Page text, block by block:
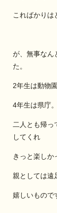
こればかりは
が、無事なん
た。
2年生は動物園
4年生は県庁。
二人とも帰っ
してくれ
きっと楽しか
親としては遠
嬉しいもので